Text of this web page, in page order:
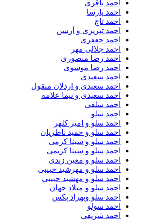
احمد باقری
احمد پارسا
احمد تاج
احمد تبریزی و آرسن
احمد جعفری
احمد جلالی مهر
احمد رضا منصوری
احمد رضا موسوی
احمد سعیدی
احمد سعیدی و اردلان منقول
احمد سعیدی و نیما علامه
احمد سلفی
احمد سلو
احمد سلو و امیر کلهر
احمد سلو و حمید ناظریان
احمد سلو و سینا کرمی
احمد سلو و سینا کریمی
احمد سلو و معین زندی
احمد سلو و مهرشید حبیبی
احمد سلو و مهشید حبیبی
احمد سلو و میلاد جهان
احمد سلو وبهزاد پکس
احمد سولو
احمد شریفی